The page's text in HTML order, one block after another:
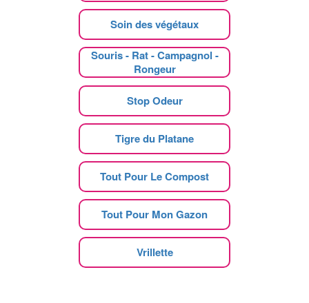
Soin des végétaux
Souris - Rat - Campagnol -
Rongeur
Stop Odeur
Tigre du Platane
Tout Pour Le Compost
Tout Pour Mon Gazon
Vrillette